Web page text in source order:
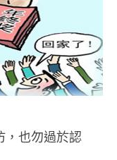
，也勿過於認